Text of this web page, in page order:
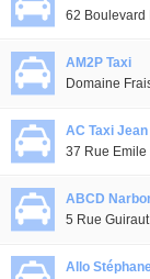
62 Boulevard
AM2P Taxi
Domaine
AC Taxi
37 Rue Emile
ABCD
5 Rue
Allo